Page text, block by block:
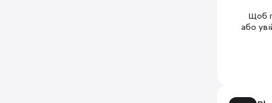
Щоб
або